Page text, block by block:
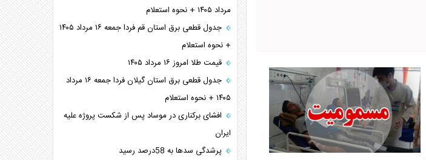
مرداد ۱۴۰۵ + نحوه استعلام
جدول قطعی برق استان قم فردا جمعه ۱۶ مرداد ۱۴۰۵
+ نحوه استعلام
قیمت طلا امروز ۱۶ مرداد ۱۴۰۵
جدول قطعی برق استان گیلان فردا جمعه ۱۶ مرداد
۱۴۰۵ + نحوه استعلام
افشای برکناری در موساد پس از شکست پروژه علیه
ایران
پرشدگی سدها به 58درصد رسید